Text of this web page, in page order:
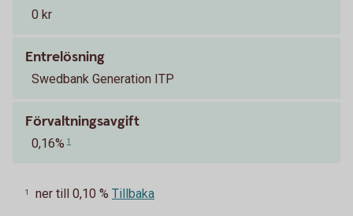
0 kr
Entrelösning
Swedbank Generation ITP
Förvaltningsavgift
0,16% 1
1 ner till 0,10 % Tillbaka